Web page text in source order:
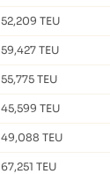
52,209 TEU
59,427 TEU
55,775 TEU
45,599 TEU
49,088 TEU
67,251 TEU